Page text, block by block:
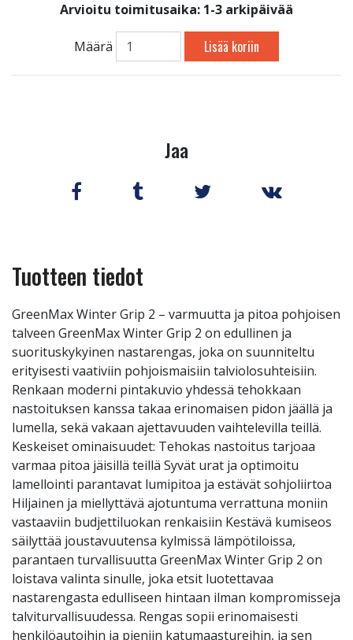
Arvioitu toimitusaika: 1-3 arkipäivää
Määrä Lisää koriin
Jaa
Tuotteen tiedot
GreenMax Winter Grip 2 – varmuutta ja pitoa pohjoisen
talveen GreenMax Winter Grip 2 on edullinen ja
suorituskykyinen nastarengas, joka on suunniteltu
erityisesti vaativiin pohjoismaisiin talviolosuhteisiin.
Renkaan moderni pintakuvio yhdessä tehokkaan
nastoituksen kanssa takaa erinomaisen pidon jäällä ja
lumella, sekä vakaan ajettavuuden vaihtelevilla teillä.
Keskeiset ominaisuudet: Tehokas nastoitus tarjoaa
varmaa pitoa jäisillä teillä Syvät urat ja optimoitu
lamellointi parantavat lumipitoa ja estävät sohjoliirtoa
Hiljainen ja miellyttävä ajotuntuma verrattuna moniin
vastaaviin budjettiluokan renkaisiin Kestävä kumiseos
säilyttää joustavuutensa kylmissä lämpötiloissa,
parantaen turvallisuutta GreenMax Winter Grip 2 on
loistava valinta sinulle, joka etsit luotettavaa
nastarengasta edulliseen hintaan ilman kompromisseja
talviturvallisuudessa. Rengas sopii erinomaisesti
henkilöautoihin ja pieniin katumaastureihin, ja sen